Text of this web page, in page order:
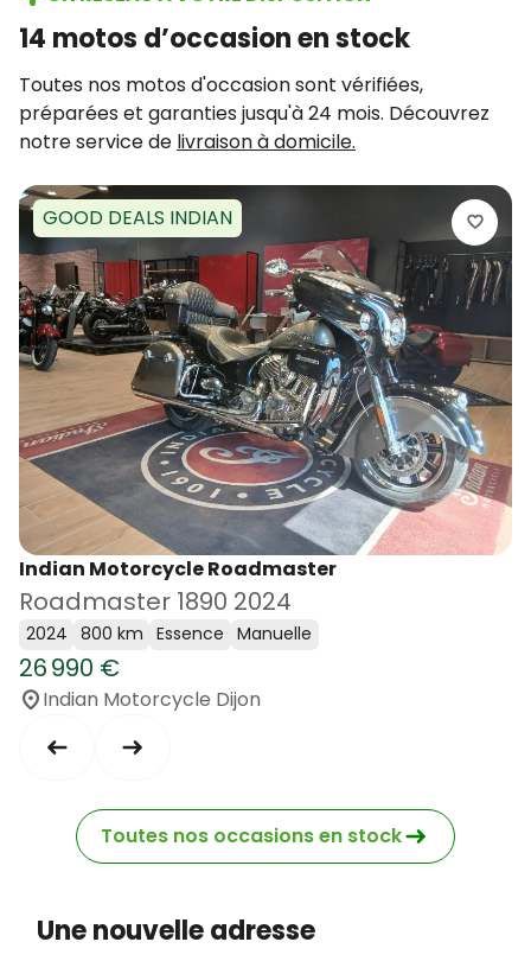
14 motos d’occasion en stock
Toutes nos motos d'occasion sont vérifiées,
préparées et garanties jusqu'à 24 mois. Découvrez
notre service de livraison à domicile.
GOOD DEALS INDIAN
Indian Motorcycle Roadmaster
Roadmaster 1890 2024
2024 800 km Essence Manuelle
26 990 €
Indian Motorcycle Dijon
Toutes nos occasions en stock
Une nouvelle adresse